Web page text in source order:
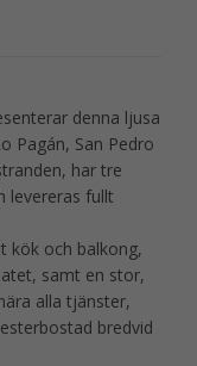
denna ljusa
Pagán, San Pedro
har tre
levereras fullt
kök och balkong,
samt en stor,
alla tjänster,
bredvid